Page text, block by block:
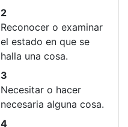
2
Reconocer o examinar
el estado en que se
halla una cosa.
3
Necesitar o hacer
necesaria alguna cosa.
4